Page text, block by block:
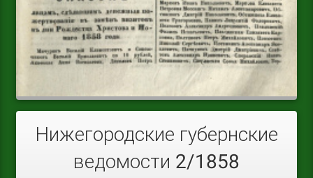
Нижегородские губернские
ведомости 2/1858